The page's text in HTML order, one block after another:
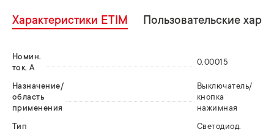
Характеристики ETIM Пользовательские
Номин.
ток, А
0.00015
Назначение/
область
применения
Выключатель/
кнопка
нажимная
Тип
Светодиод.